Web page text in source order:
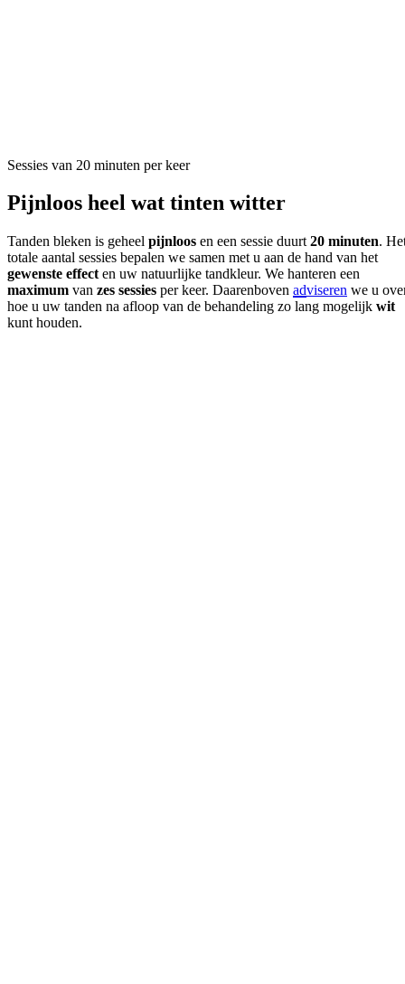
Sessies van 20 minuten per keer
Pijnloos heel wat tinten witter
Tanden bleken is geheel pijnloos en een sessie duurt 20 minuten.
totale aantal sessies bepalen we samen met u aan de hand van het
gewenste effect en uw natuurlijke tandkleur. We hanteren een
maximum van zes sessies per keer. Daarenboven adviseren we u
hoe u uw tanden na afloop van de behandeling zo lang mogelijk wit
kunt houden.